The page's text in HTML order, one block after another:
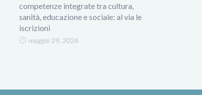
competenze integrate tra cultura,
sanità, educazione e sociale: al via le
iscrizioni
maggio 29, 2026